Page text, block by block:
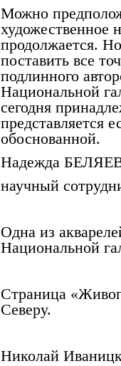
Можно
художественное
продолжается.
поставить все
подлинного
Национальной
сегодня
представляется
обоснованной.
Надежда
научный
Одна из
Национальной
Страница
Северу.
Николай